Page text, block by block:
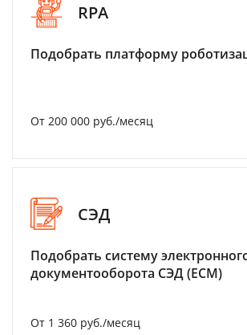
RPA
Подобрать платформу
От 200 000 руб./месяц
СЭД
Подобрать систему
документооборота СЭД (ECM)
От 1 360 руб./месяц